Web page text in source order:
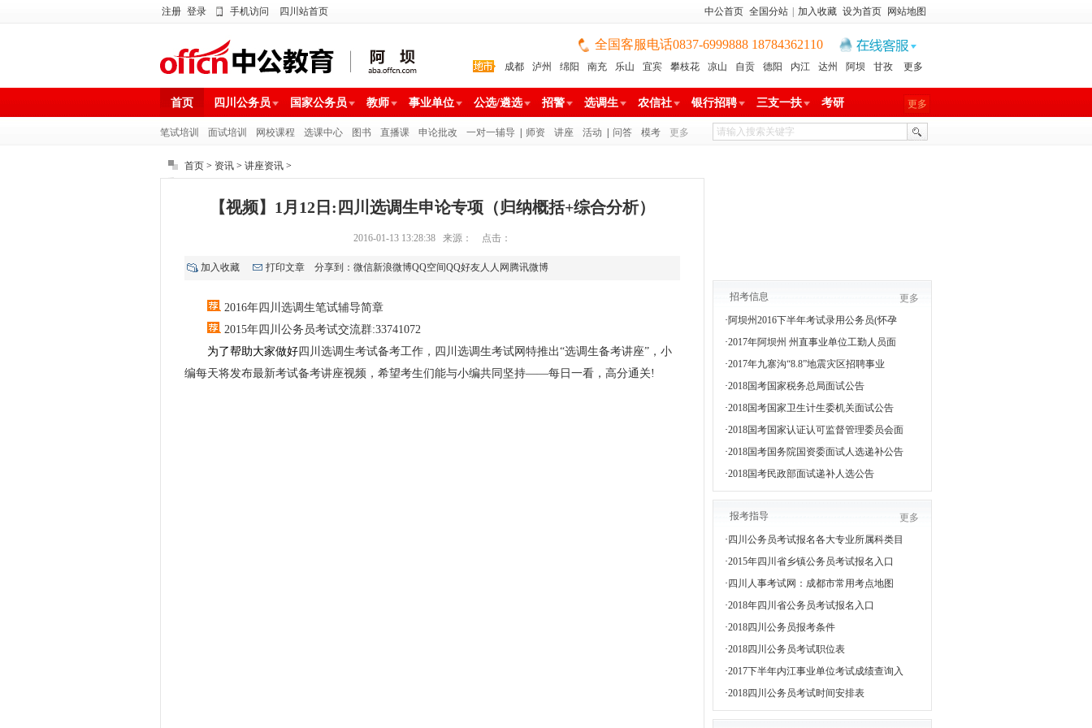
注册 登录 手机访问 四川站首页 中公首页 全国分站 加入收藏 设为首页 网站地图
全国客服电话0837-6999888 18784362110
成都 泸州 绵阳 南充 乐山 宜宾 攀枝花 凉山 自贡 德阳 内江 达州 阿坝 甘孜
更多
首页 四川公务员 国家公务员 教师 事业单位 公选/遴选 招警 选调生 农信社 银行招聘 三支一扶 更多
考研
笔试培训 面试培训 网校课程 选课中心 图书 直播课 申论批改 一对一辅导 师资 讲座 活动 问答 模考 更多
首页 > 资讯 > 讲座资讯 >
【视频】1月12日:四川选调生申论专项（归纳概括+综合分析）
2016-01-13 13:28:38 来源： 点击：
加入收藏 打印文章 分享到： 微信新浪微博QQ空间QQ好友人人网 腾讯微博
2016年四川选调生笔试辅导简章
2015年四川公务员考试交流群:33741072
为了帮助大家做好四川选调生考试备考工作， 四川选调生考试网 特推出“选调生备考讲座”，小
编每天将发布最新考试备考讲座视频，希望考生们能与小编共同坚持——每日一看，高分通关!
招考信息
更多
·阿坝州2016下半年考试录用公务员(怀孕
·2017年阿坝州 州直事业单位工勤人员面
·2017年九寨沟“8.8”地震灾区招聘事业
·2018国考国家税务总局面试公告
·2018国考国家卫生计生委机关面试公告
·2018国考国家认证认可监督管理委员会面
·2018国考国务院国资委面试人选递补公告
·2018国考民政部面试递补人选公告
报考指导
更多
· 四川公务员考试报名各大专业所属科类目
·2015年四川省乡镇公务员考试报名入口
· 四川人事考试网：成都市常用考点地图
·2018年四川省公务员考试报名入口
·2018四川公务员报考条件
·2018四川公务员考试职位表
·2017下半年内江事业单位考试成绩查询入
·2018四川公务员考试时间安排表